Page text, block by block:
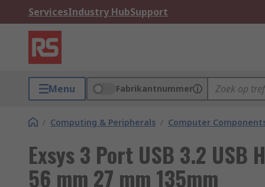
ServicesIndustry HubSupport
Menu Fabrikantnummer
/ Computing & Peripherals / Computer
Exsys 3 Port USB 3.2 USB
56 mm 27 mm 135mm